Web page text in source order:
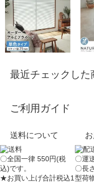
最近チェックした
ご利用ガイド
送料について
〇全国一律 550円(税
込)です。
★お買い上げ合計税込1
〇運
〇長
型荷